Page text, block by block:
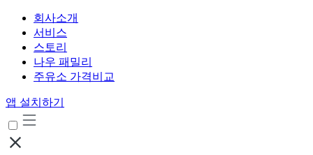
회사소개
서비스
스토리
나우 패밀리
주유소 가격비교
앱 설치하기